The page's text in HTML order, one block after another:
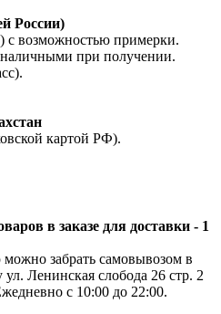
России)
возможностью примерки.
при получении.
картой РФ).
в заказе для доставки - 1
забрать самовывозом в
Ленинская слобода 26 стр. 2
с 10:00 до 22:00.